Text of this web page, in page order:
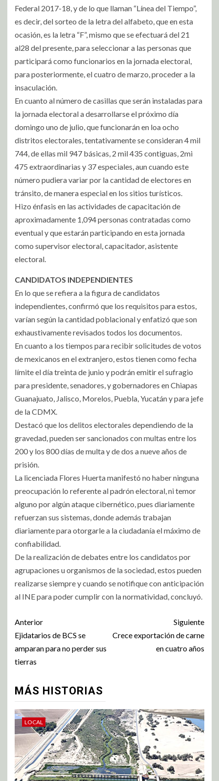
Federal 2017-18, y de lo que llaman “Línea del Tiempo”,
es decir, del sorteo de la letra del alfabeto, que en esta
ocasión, es la letra “F”, mismo que se efectuará del 21
al28 del presente, para seleccionar a las personas que
participará como funcionarios en la jornada electoral,
para posteriormente, el cuatro de marzo, proceder a la
insaculación.
En cuanto al número de casillas que serán instaladas para
la jornada electoral a desarrollarse el próximo día
domingo uno de julio, que funcionarán en loa ocho
distritos electorales, tentativamente se consideran 4 mil
744, de ellas mil 947 básicas, 2 mil 435 contiguas, 2mi
475 extraordinarias y 37 especiales, aun cuando este
número pudiera variar por la cantidad de electores en
tránsito, de manera especial en los sitios turísticos.
Hizo énfasis en las actividades de capacitación de
aproximadamente 1,094 personas contratadas como
eventual y que estarán participando en esta jornada
como supervisor electoral, capacitador, asistente
electoral.
CANDIDATOS INDEPENDIENTES
En lo que se refiera a la figura de candidatos
independientes, confirmó que los requisitos para estos,
varían según la cantidad poblacional y enfatizó que son
exhaustivamente revisados todos los documentos.
En cuanto a los tiempos para recibir solicitudes de votos
de mexicanos en el extranjero, estos tienen como fecha
límite el día treinta de junio y podrán emitir el sufragio
para presidente, senadores, y gobernadores en Chiapas
Guanajuato, Jalisco, Morelos, Puebla, Yucatán y para jefe
de la CDMX.
Destacó que los delitos electorales dependiendo de la
gravedad, pueden ser sancionados con multas entre los
200 y los 800 días de multa y de dos a nueve años de
prisión.
La licenciada Flores Huerta manifestó no haber ninguna
preocupación lo referente al padrón electoral, ni temor
alguno por algún ataque cibernético, pues diariamente
refuerzan sus sistemas, donde además trabajan
diariamente para otorgarle a la ciudadanía el máximo de
confiabilidad.
De la realización de debates entre los candidatos por
agrupaciones u organismos de la sociedad, estos pueden
realizarse siempre y cuando se notifique con anticipación
al INE para poder cumplir con la normatividad, concluyó.
Anterior
Ejidatarios de BCS se
amparan para no perder sus
tierras
Siguiente
Crece exportación de carne
en cuatro años
MÁS HISTORIAS
LOCAL